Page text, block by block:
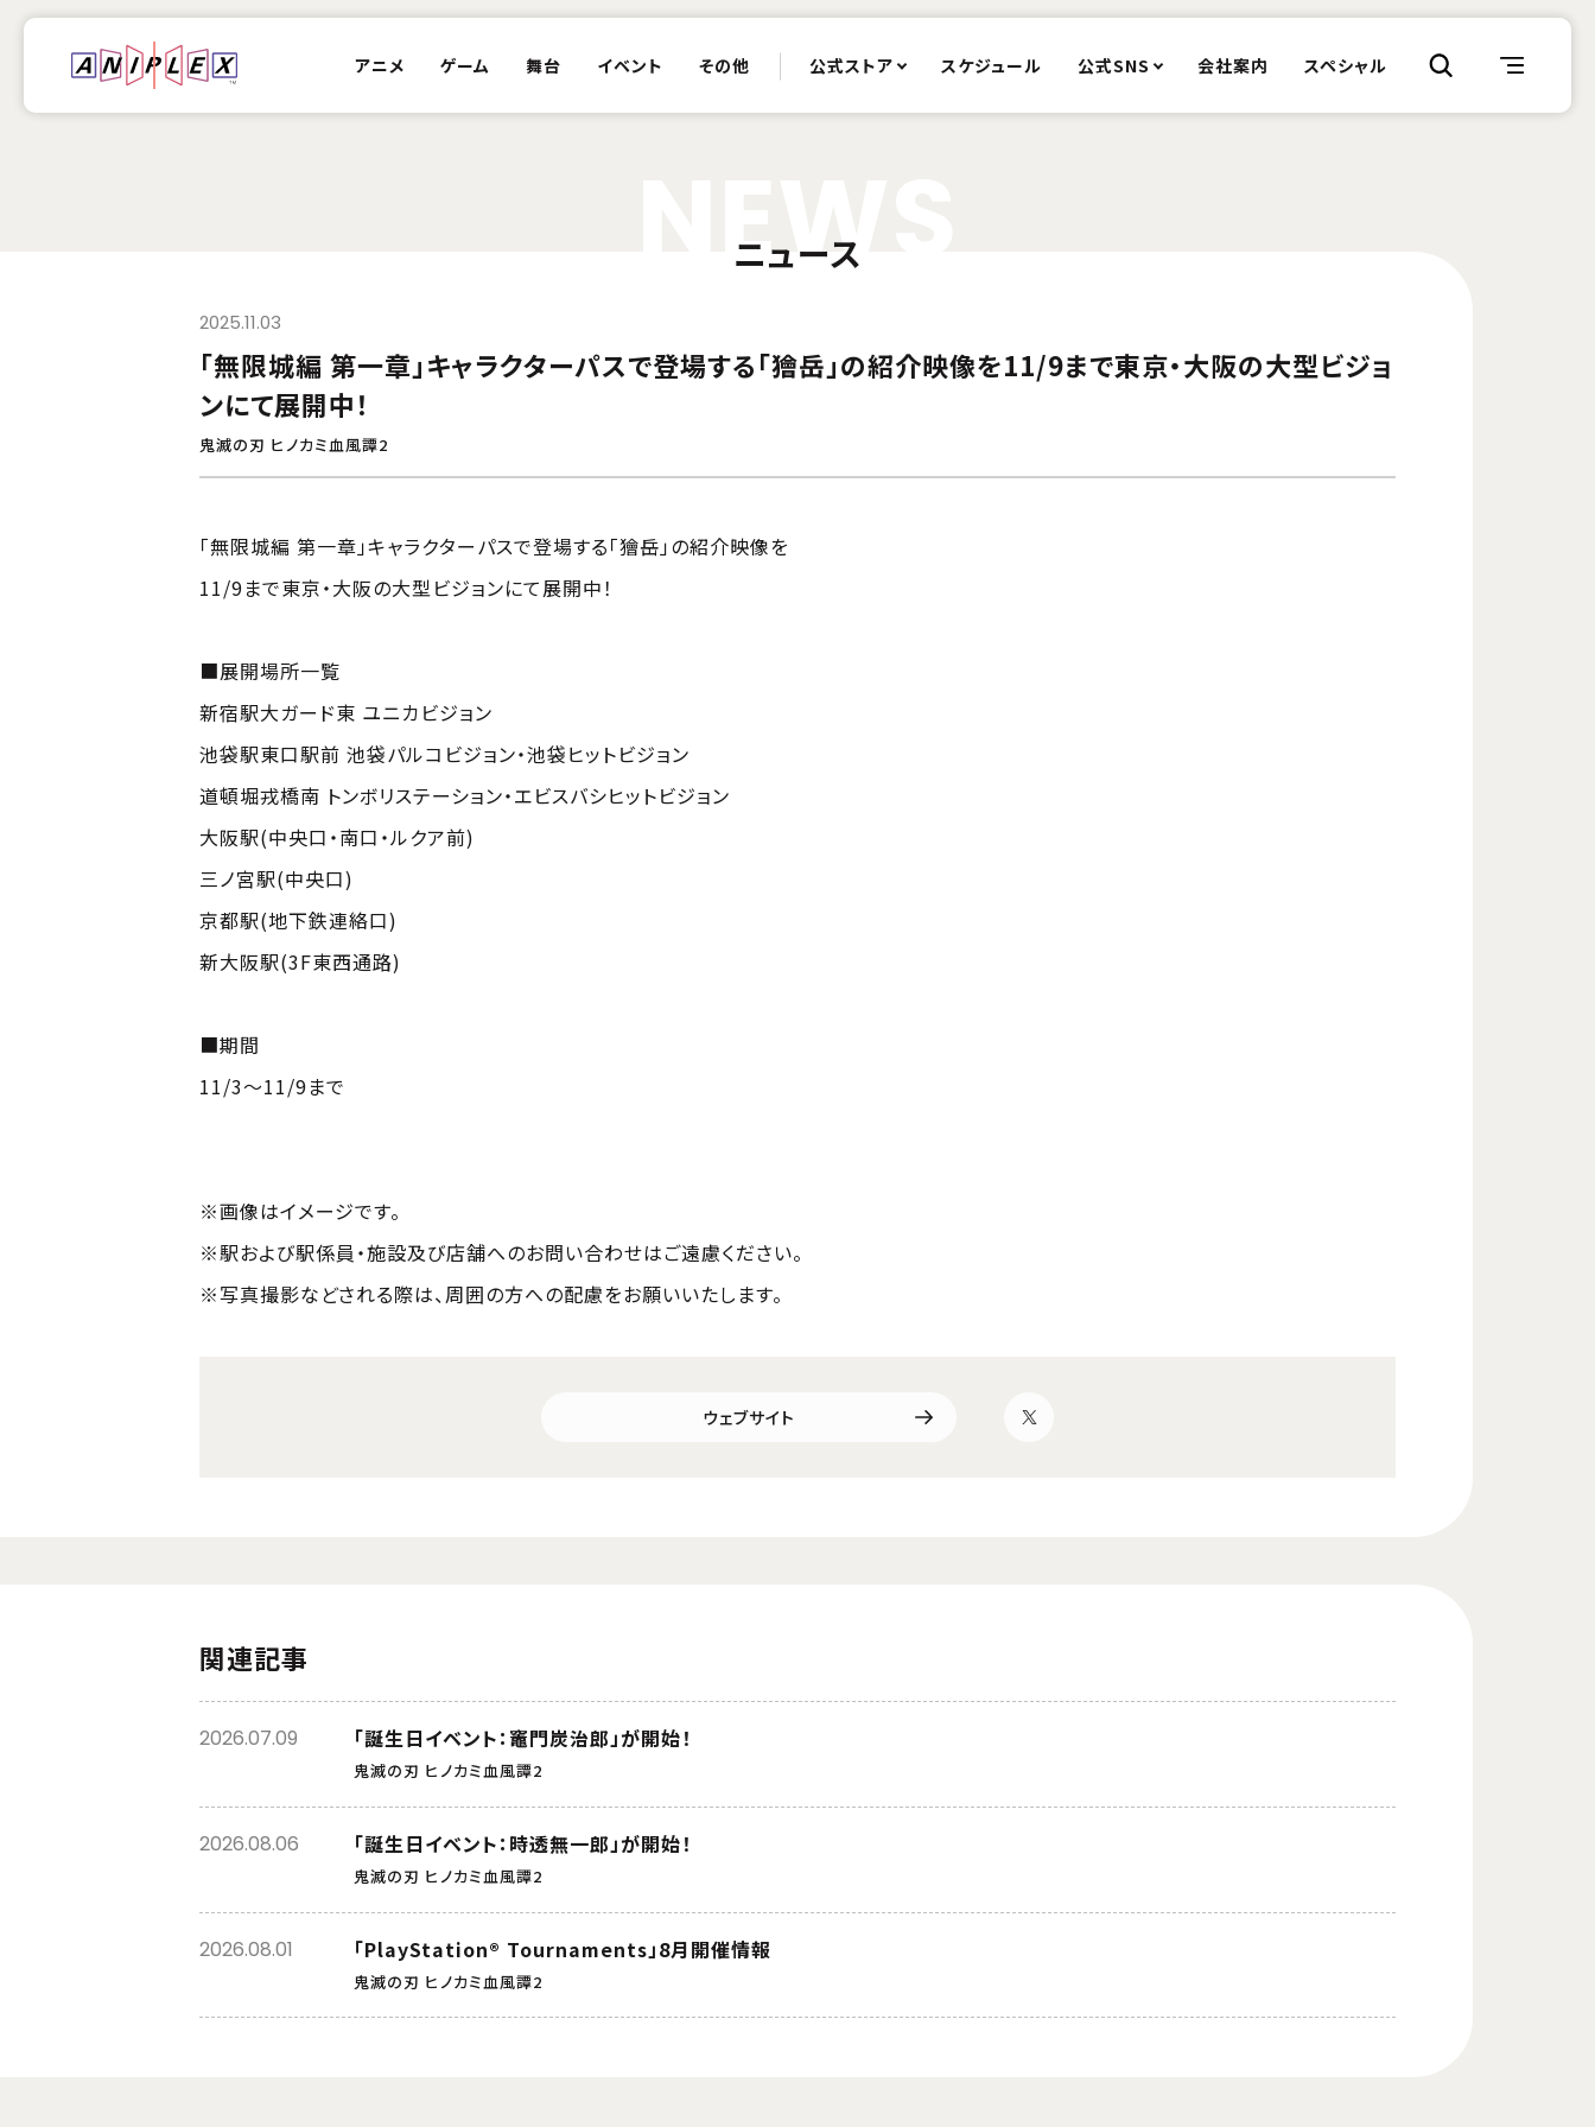
アニメ ゲーム 舞台 イベント その他 公式ストア スケジュール 公式SNS 会社案内 スペシャル
EW
ニュース
2025.11.03
「無限城編 第一章」キャラクターパスで登場する「獪岳」の紹介映像を11/9まで東京・大阪の大型ビジョ
ンにて展開中！
鬼滅の刃 ヒノカミ血風譚2
「無限城編 第一章」キャラクターパスで登場する「獪岳」の紹介映像を
11/9まで東京・大阪の大型ビジョンにて展開中！
■展開場所一覧
新宿駅大ガード東 ユニカビジョン
池袋駅東口駅前 池袋パルコビジョン・池袋ヒットビジョン
道頓堀戎橋南 トンボリステーション・エビスバシヒットビジョン
大阪駅(中央口・南口・ルクア前)
三ノ宮駅(中央口)
京都駅(地下鉄連絡口)
新大阪駅(3F東西通路)
■期間
11/3～11/9まで
※画像はイメージです。
※駅および駅係員・施設及び店舗へのお問い合わせはご遠慮ください。
※写真撮影などされる際は、周囲の方への配慮をお願いいたします。
ウェブサイト
関連記事
「誕生日イベント：竈門炭治郎」が開始！
鬼滅の刃 ヒノカミ血風譚2
2026.07.09
「誕生日イベント：時透無一郎」が開始！
鬼滅の刃 ヒノカミ血風譚2
2026.08.06
「PlayStation® Tournaments」8月開催情報
鬼滅の刃 ヒノカミ血風譚2
2026.08.01